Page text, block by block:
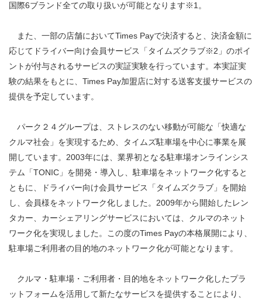
国際6ブランド全ての取り扱いが可能となります※1。
また、一部の店舗においてTimes Payで決済すると、決済金額に
応じてドライバー向け会員サービス「タイムズクラブ※2」のポイ
ントが付与されるサービスの実証実験を行っています。本実証実
験の結果をもとに、Times Pay加盟店に対する送客支援サービスの
提供を予定しています。
パーク２４グループは、ストレスのない移動が可能な「快適な
クルマ社会」を実現するため、タイムズ駐車場を中心に事業を展
開しています。2003年には、業界初となる駐車場オンラインシス
テム「TONIC」を開発・導入し、駐車場をネットワーク化すると
ともに、ドライバー向け会員サービス「タイムズクラブ」を開始
し、会員様をネットワーク化しました。2009年から開始したレン
タカー、カーシェアリングサービスにおいては、クルマのネット
ワーク化を実現しました。この度のTimes Payの本格展開により、
駐車場ご利用者の目的地のネットワーク化が可能となります。
クルマ・駐車場・ご利用者・目的地をネットワーク化したプラ
ットフォームを活用して新たなサービスを提供することにより、